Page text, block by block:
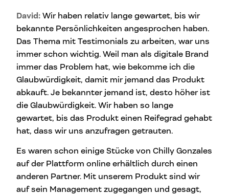
David: Wir haben relativ lange gewartet, bis wir
bekannte Persönlichkeiten angesprochen haben.
Das Thema mit Testimonials zu arbeiten, war uns
immer schon wichtig. Weil man als digitale Brand
immer das Problem hat, wie bekomme ich die
Glaubwürdigkeit, damit mir jemand das Produkt
abkauft. Je bekannter jemand ist, desto höher ist
die Glaubwürdigkeit. Wir haben so lange
gewartet, bis das Produkt einen Reifegrad gehabt
hat, dass wir uns anzufragen getrauten.
Es waren schon einige Stücke von Chilly Gonzales
auf der Plattform online erhältlich durch einen
anderen Partner. Mit unserem Produkt sind wir
auf sein Management zugegangen und gesagt,